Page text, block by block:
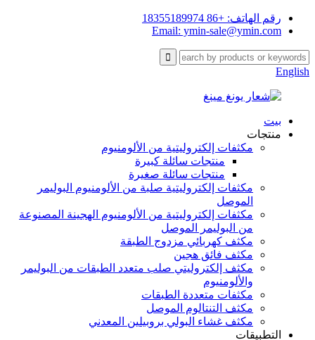
رقم الهاتف: +86 18355189974
Email: ymin-sale@ymin.com
English
بيت
منتجات
مكثفات إلكتروليتية من الألومنيوم
منتجات سائلة كبيرة
منتجات سائلة صغيرة
مكثفات إلكتروليتية صلبة من الألومنيوم البوليمر
الموصل
مكثفات إلكتروليتية من الألومنيوم الهجينة المصنوعة
من البوليمر الموصل
مكثف كهربائي مزدوج الطبقة
مكثف فائق هجين
مكثف إلكتروليتي صلب متعدد الطبقات من البوليمر
والألومنيوم
مكثفات متعددة الطبقات
مكثف التنتالوم الموصل
مكثف غشاء البولي بروبيلين المعدني
التطبيقات